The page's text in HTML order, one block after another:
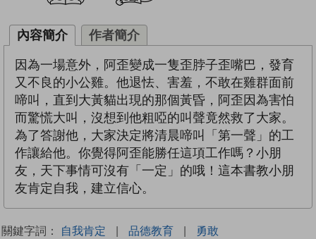
內容簡介 作者簡介
因為一場意外，阿歪變成一隻歪脖子歪嘴巴，發育
又不良的小公雞。他退怯、害羞，不敢在雞群面前
啼叫，直到大黃貓出現的那個黃昏，阿歪因為害怕
而驚慌大叫，沒想到他粗啞的叫聲竟然救了大家。
為了答謝他，大家決定將清晨啼叫「第一聲」的工
作讓給他。你覺得阿歪能勝任這項工作嗎？小朋
友，天下事情可沒有「一定」的哦！這本書教小朋
友肯定自我，建立信心。
關鍵字詞： 自我肯定 | 品德教育 | 勇敢